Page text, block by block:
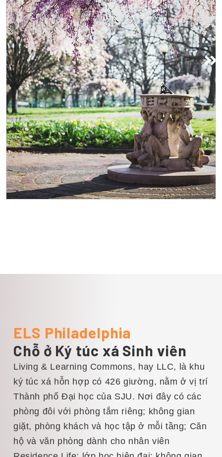
Công viên Fairmount
tĩnh. Tận hưởng những chuyến đi
ELS Philadelphia
Chỗ ở Ký túc xá Sinh viên
Living & Learning Commons, hay LLC, là khu
ký túc xá hỗn hợp có 426 giường, nằm ở vị trí
Thành phố Đại học của SJU. Nơi đây có các
phòng đôi với phòng tắm riêng; không gian
giặt, phòng khách và học tập ở mỗi tầng; Căn
hộ và văn phòng dành cho nhân viên